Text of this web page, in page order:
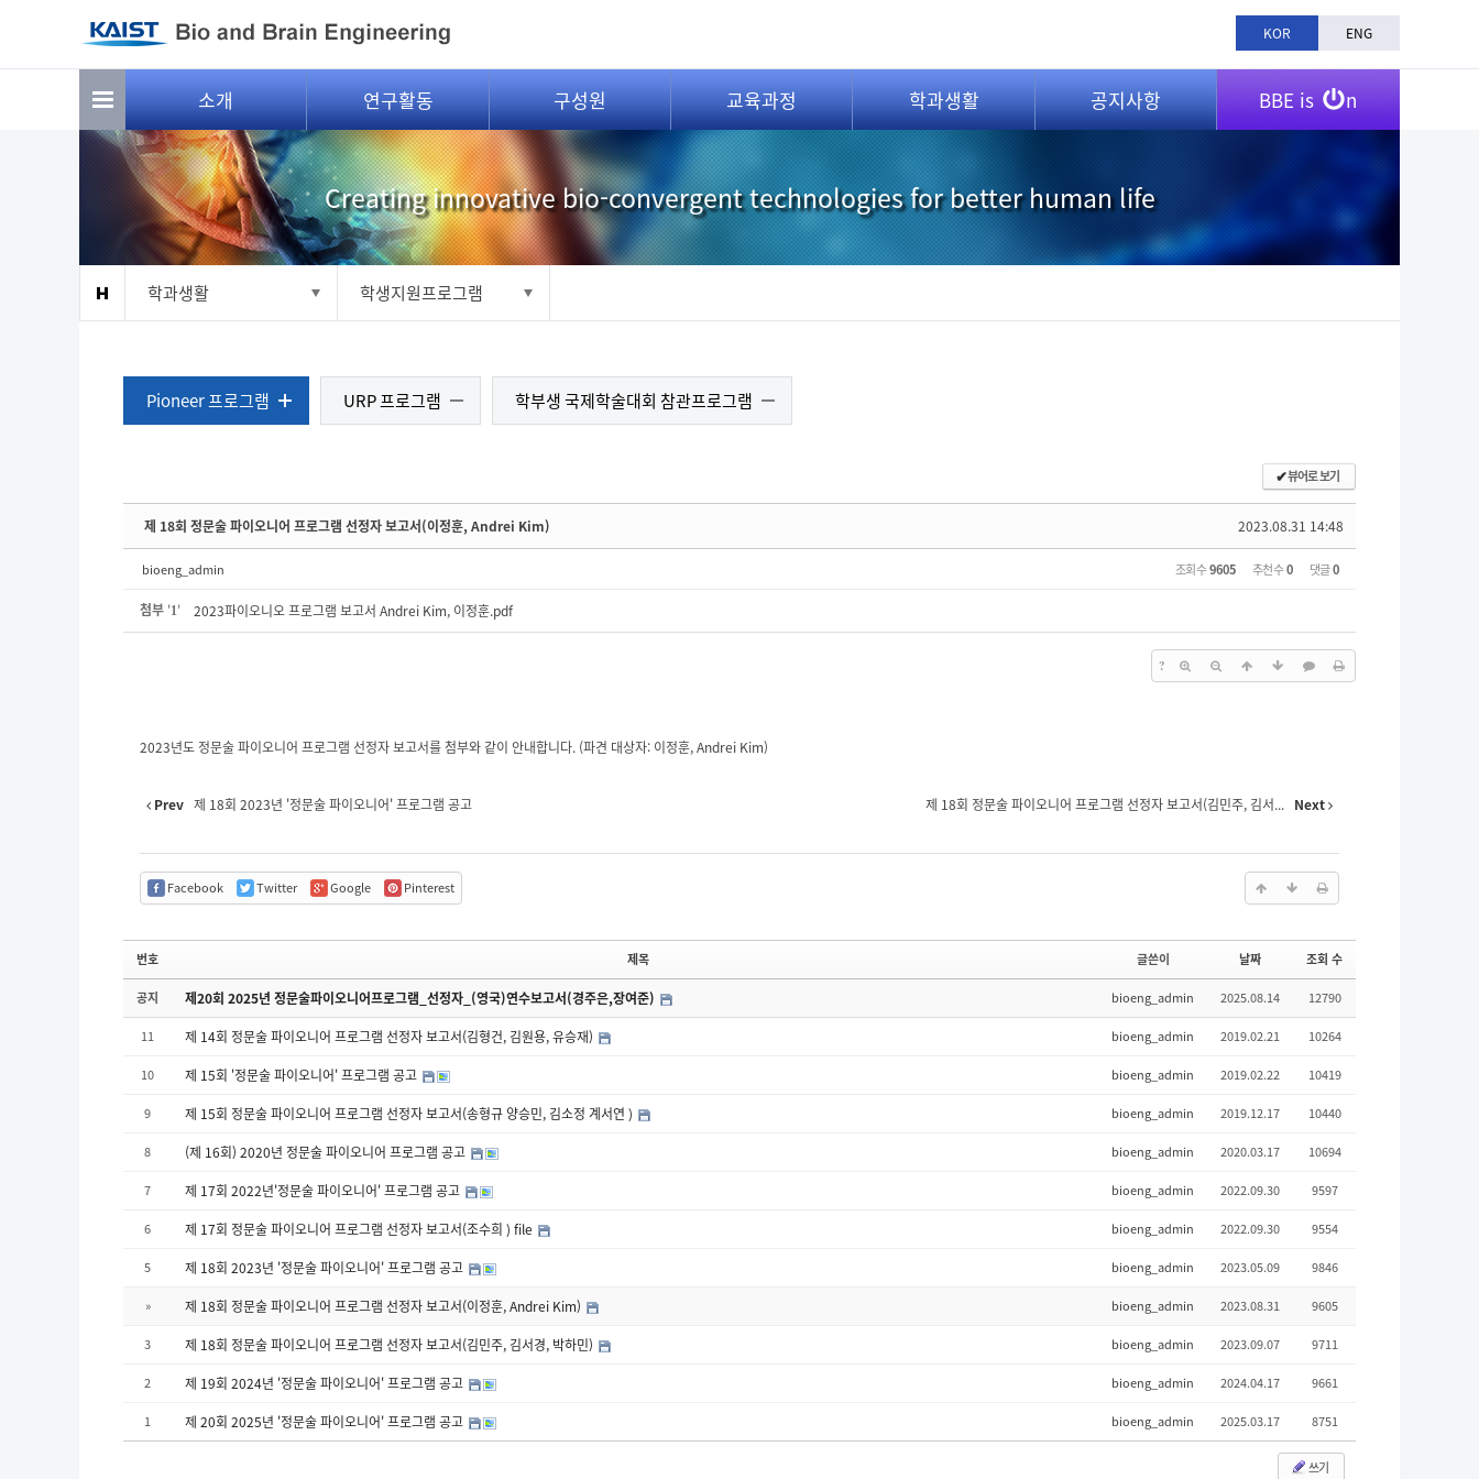
KOR ENG
소개 연구활동 구성원 교육과정 학과생활 공지사항 BBE is n
Creating innovative bio-convergent technologies for better human life
학과생활 학생지원프로그램
Pioneer 프로그램 URP 프로그램 학부생 국제학술대회 참관프로그램
✔뷰어로 보기
2023.08.31 14:48
제 18회 정문술 파이오니어 프로그램 선정자 보고서(이정훈, Andrei Kim)
bioeng_admin 조회 수9605 추천 수0 댓글0
첨부 '1' 2023파이오니오 프로그램 보고서 Andrei Kim, 이정훈.pdf
?
2023년도 정문술 파이오니어 프로그램 선정자 보고서를 첨부와 같이 안내합니다. (파견 대상자: 이정훈, Andrei Kim)
Prev 제 18회 2023년 '정문술 파이오니어' 프로그램 공고 제 18회 정문술 파이오니어 프로그램 선정자 보고서(김민주, 김서... Next
Facebook Twitter Google Pinterest
번호 제목 글쓴이 날짜 조회 수
공지 제20회 2025년 정문술파이오니어프로그램_선정자_(영국)연수보고서(경주은,장여준) bioeng_admin 2025.08.14 12790
11 제 14회 정문술 파이오니어 프로그램 선정자 보고서(김형건, 김원용, 유승재) bioeng_admin 2019.02.21 10264
10 제 15회 '정문술 파이오니어' 프로그램 공고 bioeng_admin 2019.02.22 10419
9 제 15회 정문술 파이오니어 프로그램 선정자 보고서(송형규 양승민, 김소정 계서연 ) bioeng_admin 2019.12.17 10440
8 (제 16회) 2020년 정문술 파이오니어 프로그램 공고 bioeng_admin 2020.03.17 10694
7 제 17회 2022년'정문술 파이오니어' 프로그램 공고 bioeng_admin 2022.09.30 9597
6 제 17회 정문술 파이오니어 프로그램 선정자 보고서(조수희 ) file bioeng_admin 2022.09.30 9554
5 제 18회 2023년 '정문술 파이오니어' 프로그램 공고 bioeng_admin 2023.05.09 9846
» 제 18회 정문술 파이오니어 프로그램 선정자 보고서(이정훈, Andrei Kim) bioeng_admin 2023.08.31 9605
3 제 18회 정문술 파이오니어 프로그램 선정자 보고서(김민주, 김서경, 박하민) bioeng_admin 2023.09.07 9711
2 제 19회 2024년 '정문술 파이오니어' 프로그램 공고 bioeng_admin 2024.04.17 9661
1 제 20회 2025년 '정문술 파이오니어' 프로그램 공고 bioeng_admin 2025.03.17 8751
쓰기